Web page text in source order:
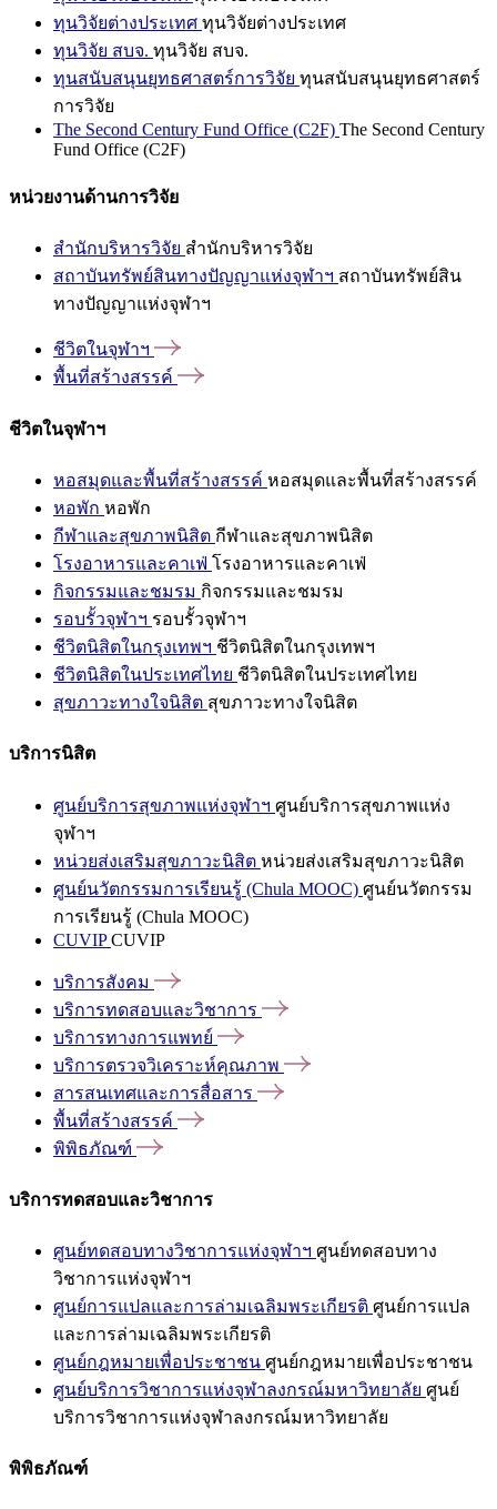
ทุนวิจัยต่างประเทศ ทุนวิจัยต่างประเทศ
ทุนวิจัย สบจ. ทุนวิจัย สบจ.
ทุนสนับสนุนยุทธศาสตร์การวิจัย ทุนสนับสนุนยุทธศาสตร์
การวิจัย
The Second Century Fund Office (C2F) The Second Century
Fund Office (C2F)
หน่วยงานด้านการวิจัย
สำนักบริหารวิจัย สำนักบริหารวิจัย
สถาบันทรัพย์สินทางปัญญาแห่งจุฬาฯ สถาบันทรัพย์สิน
ทางปัญญาแห่งจุฬาฯ
ชีวิตในจุฬาฯ
พื้นที่สร้างสรรค์
ชีวิตในจุฬาฯ
หอสมุดและพื้นที่สร้างสรรค์ หอสมุดและพื้นที่สร้างสรรค์
หอพัก หอพัก
กีฬาและสุขภาพนิสิต กีฬาและสุขภาพนิสิต
โรงอาหารและคาเฟ่ โรงอาหารและคาเฟ่
กิจกรรมและชมรม กิจกรรมและชมรม
รอบรั้วจุฬาฯ รอบรั้วจุฬาฯ
ชีวิตนิสิตในกรุงเทพฯ ชีวิตนิสิตในกรุงเทพฯ
ชีวิตนิสิตในประเทศไทย ชีวิตนิสิตในประเทศไทย
สุขภาวะทางใจนิสิต สุขภาวะทางใจนิสิต
บริการนิสิต
ศูนย์บริการสุขภาพแห่งจุฬาฯ ศูนย์บริการสุขภาพแห่ง
จุฬาฯ
หน่วยส่งเสริมสุขภาวะนิสิต หน่วยส่งเสริมสุขภาวะนิสิต
ศูนย์นวัตกรรมการเรียนรู้ (Chula MOOC) ศูนย์นวัตกรรม
การเรียนรู้ (Chula MOOC)
CUVIPCUVIP
บริการสังคม
บริการทดสอบและวิชาการ
บริการทางการแพทย์
บริการตรวจวิเคราะห์คุณภาพ
สารสนเทศและการสื่อสาร
พื้นที่สร้างสรรค์
พิพิธภัณฑ์
บริการทดสอบและวิชาการ
ศูนย์ทดสอบทางวิชาการแห่งจุฬาฯ ศูนย์ทดสอบทาง
วิชาการแห่งจุฬาฯ
ศูนย์การแปลและการล่ามเฉลิมพระเกียรติ ศูนย์การแปล
และการล่ามเฉลิมพระเกียรติ
ศูนย์กฎหมายเพื่อประชาชน ศูนย์กฎหมายเพื่อประชาชน
ศูนย์บริการวิชาการแห่งจุฬาลงกรณ์มหาวิทยาลัย ศูนย์
บริการวิชาการแห่งจุฬาลงกรณ์มหาวิทยาลัย
พิพิธภัณฑ์